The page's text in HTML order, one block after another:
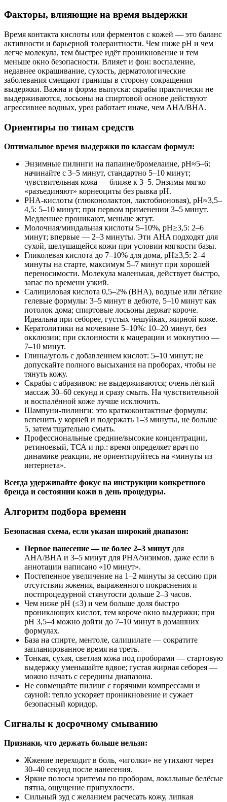
Факторы, влияющие на время выдержки
Время контакта кислоты или ферментов с кожей — это баланс
активности и барьерной толерантности. Чем ниже pH и чем
легче молекула, тем быстрее идёт проникновение и тем
меньше окно безопасности. Влияет и фон: воспаление,
недавнее окрашивание, сухость, дерматологические
заболевания смещают границы в сторону сокращения
выдержки. Важна и форма выпуска: скрабы практически не
выдерживаются, лосьоны на спиртовой основе действуют
агрессивнее водных, уреа работает иначе, чем AHA/BHA.
Ориентиры по типам средств
Оптимальное время выдержки по классам формул:
Энзимные пилинги на папаине/бромелаине, pH≈5–6:
начинайте с 3–5 минут, стандартно 5–10 минут;
чувствительная кожа — ближе к 3–5. Энзимы мягко
«разъединяют» корнеоциты без рывка pH.
PHA‑кислоты (глюконолактон, лактобионовая), pH≈3,5–
4,5: 5–10 минут; при первом применении 3–5 минут.
Медленнее проникают, меньше жгут.
Молочная/миндальная кислоты 5–10%, pH≥3,5: 2–6
минут; впервые — 2–3 минуты. Эти AHA подходят для
сухой, шелушащейся кожи при условии мягкости базы.
Гликолевая кислота до 7–10% для дома, pH≥3,5: 2–4
минуты на старте, максимум 5–7 минут при хорошей
переносимости. Молекула маленькая, действует быстро,
запас по времени узкий.
Салициловая кислота 0,5–2% (BHA), водные или лёгкие
гелевые формулы: 3–5 минут в дебюте, 5–10 минут как
потолок дома; спиртовые лосьоны держат короче.
Идеальна при себорее, густых чешуйках, жирной коже.
Кератолитики на мочевине 5–10%: 10–20 минут, без
окклюзии; при склонности к мацерации и мокнутию —
7–10 минут.
Глины/уголь с добавлением кислот: 5–10 минут; не
допускайте полного высыхания на проборах, чтобы не
тянуть кожу.
Скрабы с абразивом: не выдерживаются; очень лёгкий
массаж 30–60 секунд и сразу смыть. На чувствительной
и воспалённой коже лучше исключить.
Шампуни‑пилинги: это краткоконтактные формулы;
вспенить у корней и подержать 1–3 минуты, не больше
5, затем тщательно смыть.
Профессиональные средние/высокие концентрации,
ретиноевый, ТСА и пр.: время определяет врач по
динамике реакции, не ориентируйтесь на «минуты из
интернета».
Всегда удерживайте фокус на инструкции конкретного
бренда и состоянии кожи в день процедуры.
Алгоритм подбора времени
Безопасная схема, если указан широкий диапазон:
Первое нанесение — не более 2–3 минут для
AHA/BHA и 3–5 минут для PHA/энзимов, даже если в
аннотации написано «10 минут».
Постепенное увеличение на 1–2 минуты за сессию при
отсутствии жжения, выраженного покраснения и
постпроцедурной стянутости дольше 2–3 часов.
Чем ниже pH (≤3) и чем больше доля быстро
проникающих кислот, тем короче окно выдержки; при
pH 3,5–4 можно дойти до 7–10 минут в домашних
формулах.
База на спирте, ментоле, салицилате — сократите
запланированное время на треть.
Тонкая, сухая, светлая кожа под проборами — стартовую
выдержку уменьшайте вдвое; густая жирная себорея —
можно начать с середины диапазона.
Не совмещайте пилинг с горячими компрессами и
сауной: тепло ускоряет проникновение и сужает
безопасный коридор.
Сигналы к досрочному смыванию
Признаки, что держать больше нельзя:
Жжение переходит в боль, «иголки» не утихают через
30–40 секунд после нанесения.
Яркие полосы эритемы по проборам, локальные белёсые
пятна, ощущение припухлости.
Сильный зуд с желанием расчесать кожу, липкая